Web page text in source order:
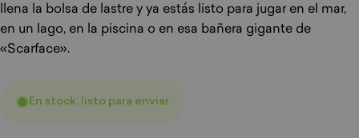
llena la bolsa de lastre y ya estás listo para jugar en el mar,
en un lago, en la piscina o en esa bañera gigante de
«Scarface».
En stock, listo para enviar